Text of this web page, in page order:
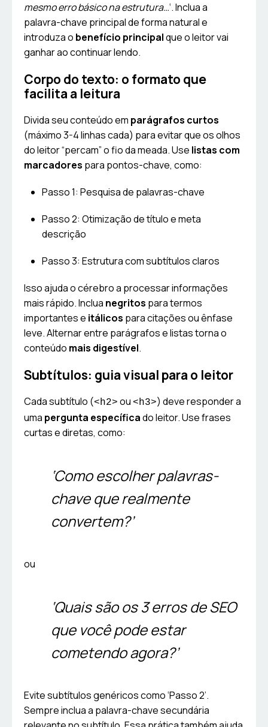
mesmo erro básico na estrutura…‘. Inclua a
palavra-chave principal de forma natural e
introduza o benefício principalque o leitor vai
ganhar ao continuar lendo.
Corpo do texto: o formato que
facilita a leitura
Divida seu conteúdo em parágrafos curtos
(máximo 3-4 linhas cada) para evitar que os olhos
do leitor “percam” o fio da meada. Use listas com
marcadores para pontos-chave, como:
Passo 1: Pesquisa de palavras-chave
Passo 2: Otimização de título e meta
descrição
Passo 3: Estrutura com subtítulos claros
Isso ajuda o cérebro a processar informações
mais rápido. Inclua negritos para termos
importantes e itálicos para citações ou ênfase
leve. Alternar entre parágrafos e listas torna o
conteúdo mais digestível.
Subtítulos: guia visual para o leitor
Cada subtítulo (<h2> ou <h3>) deve responder a
uma pergunta específicado leitor. Use frases
curtas e diretas, como:
‘Como escolher palavras-
chave que realmente
convertem?’
ou
‘Quais são os 3 erros de SEO
que você pode estar
cometendo agora?’
Evite subtítulos genéricos como ‘Passo 2’.
Sempre inclua a palavra-chave secundária